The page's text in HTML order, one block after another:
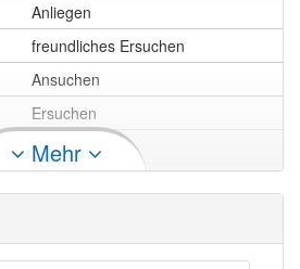
Anliegen
freundliches Ersuchen
Ansuchen
Ersuchen
Bitte
Desiderat
Mehr